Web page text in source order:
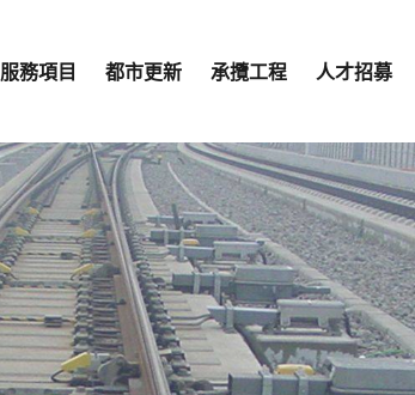
服務項目 都市更新 承攬工程 人才招募